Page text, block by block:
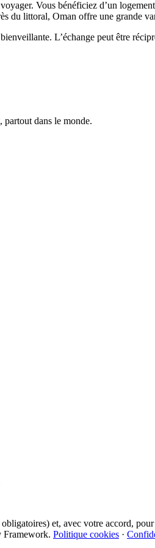
Vous bénéficiez d’un
du littoral, Oman offre une grande
L’échange peut être
partout dans le monde.
et, avec votre accord,
Framework. Politique cookies ·